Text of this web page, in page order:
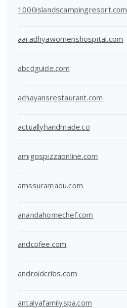
1000islandscampingresort.com
aaradhyawomenshospital.com
abcdguide.com
achayansrestaurant.com
actuallyhandmade.co
amigospizzaonline.com
amssuramadu.com
anandahomechef.com
andcofee.com
androidcribs.com
antalyafamilyspa.com